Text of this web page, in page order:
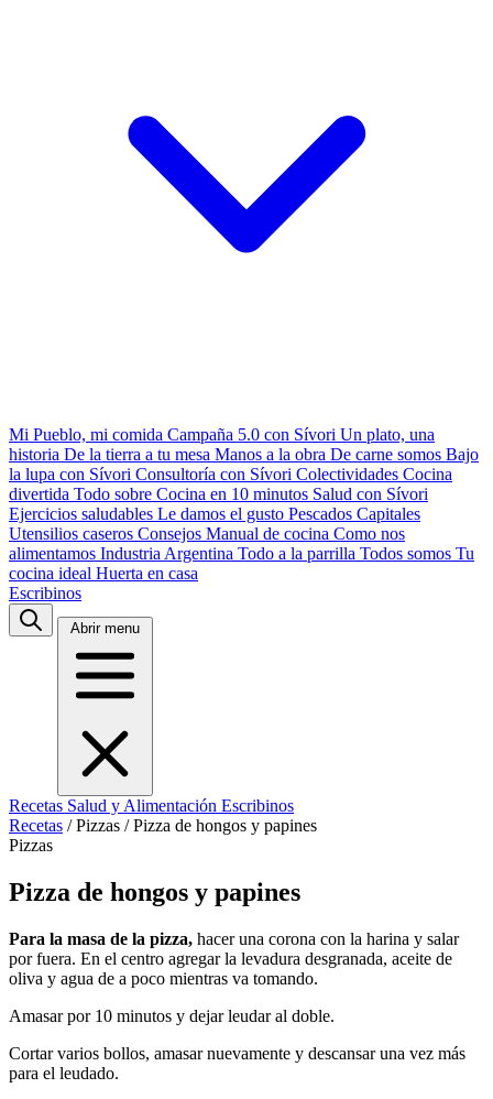
Mi Pueblo, mi comida Campaña 5.0 con Sívori Un plato, una
historia De la tierra a tu mesa Manos a la obra De carne somos Bajo
la lupa con Sívori Consultoría con Sívori Colectividades Cocina
divertida Todo sobre Cocina en 10 minutos Salud con Sívori
Ejercicios saludables Le damos el gusto Pescados Capitales
Utensilios caseros Consejos Manual de cocina Como nos
alimentamos Industria Argentina Todo a la parrilla Todos somos Tu
cocina ideal Huerta en casa
Escribinos
Abrir menu
Recetas Salud y Alimentación Escribinos
Recetas / Pizzas / Pizza de hongos y papines
Pizzas
Pizza de hongos y papines
Para la masa de la pizza, hacer una corona con la harina y salar
por fuera. En el centro agregar la levadura desgranada, aceite de
oliva y agua de a poco mientras va tomando.
Amasar por 10 minutos y dejar leudar al doble.
Cortar varios bollos, amasar nuevamente y descansar una vez más
para el leudado.